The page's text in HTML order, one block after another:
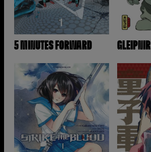
5 MINUTES FORWARD GLEIPNIR